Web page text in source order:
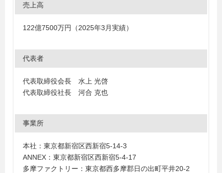
売上高
122億7500万円（2025年3月実績）
代表者
代表取締役会長 水上 光啓
代表取締役社長 河合 克也
事業所
本社：東京都新宿区西新宿5-14-3
ANNEX：東京都新宿区西新宿5-4-17
多摩ファクトリー：東京都西多摩郡日の出町平井20-2